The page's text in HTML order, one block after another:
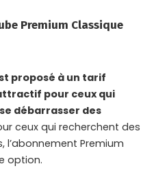
Premium Classique
proposé à un tarif
pour ceux qui
débarrasser des
ceux qui recherchent des
Premium
option.